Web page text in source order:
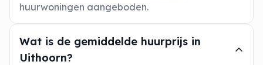
huurwoningen aangeboden.
Wat is de gemiddelde huurprijs in
Uithoorn?